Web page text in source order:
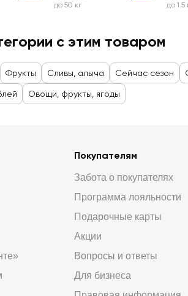
до 50 кг
до 1.5
с этим товаром
Фрукты Сливы, алыча Сейчас сезон
Овощи, фрукты, ягоды
Покупателям
Забота о покупателях
Программа лояльности
Подарочные карты
Акции
Вопросы и ответы
Для бизнеса